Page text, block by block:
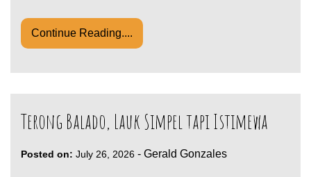
Continue Reading....
Terong Balado, Lauk Simpel tapi Istimewa
Posted on: July 26, 2026 - Gerald Gonzales